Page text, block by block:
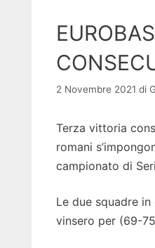
2 Novembre 2021 di
Terza vittoria
romani
campionato di
Le due squadre
vinsero per (69-